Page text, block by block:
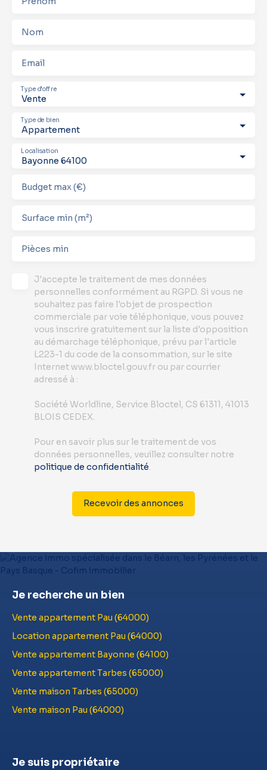
Nom
Email
Vente
Type d'offre
Appartement
Type de bien
Bayonne 64100
Localisation
Budget max (€)
Surface min (m²)
Pièces min
J'accepte le traitement de mes données
personnelles conformément au RGPD. Si vous ne
souhaitez pas faire l'objet de prospection
commerciale par voie téléphonique, vous pouvez
vous inscrire gratuitement sur la liste d'opposition
au démarchage téléphonique, prévu par l'article
L223-1 du code de la consommation, sur le site
Internet www.bloctel.gouv.fr ou par courrier
adressé à :
Société Worldline, Service Bloctel, CS 61311, 41013
BLOIS CEDEX.
Pour en savoir plus sur le traitement de vos
données personnelles, veuillez consulter notre
politique de confidentialité.
Recevoir des annonces
Je recherche un bien
Vente appartement Pau (64000)
Location appartement Pau (64000)
Vente appartement Bayonne (64100)
Vente appartement Tarbes (65000)
Vente maison Tarbes (65000)
Vente maison Pau (64000)
Je suis propriétaire